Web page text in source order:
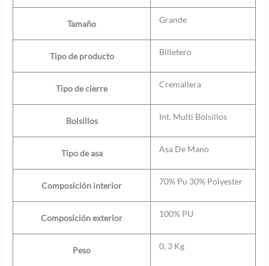
Tamaño Grande
Tipo de producto Billetero
Tipo de cierre Cremallera
Bolsillos Int. Multi Bolsillos
Tipo de asa Asa De Mano
Composición interior 70% Pu 30% Polyester
Composición exterior 100% PU
Peso 0, 3 Kg